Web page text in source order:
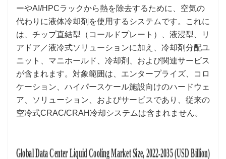
ーやAI/HPCラックから熱を除去するために、空気の
代わりに液体冷却剤を使用するシステムです。これに
は、チップ直結型（コールドプレート）、液浸型、リ
アドア／液冷式ソリューションに加え、冷却剤分配ユ
ニット、マニホールド、冷却剤、および関連サービス
が含まれます。対象範囲は、エンタープライズ、コロ
ケーション、ハイパースケール施設向けのハードウェ
ア、ソリューション、およびサービスであり、従来の
空冷式CRAC/CRAH冷却システムは含まれません。